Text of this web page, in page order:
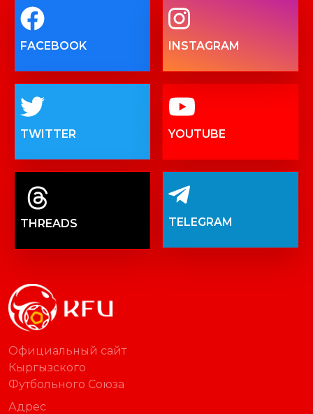
FACEBOOK INSTAGRAM
TWITTER YOUTUBE
THREADS TELEGRAM
Официальный сайт
Кыргызского
Футбольного Союза
Адрес